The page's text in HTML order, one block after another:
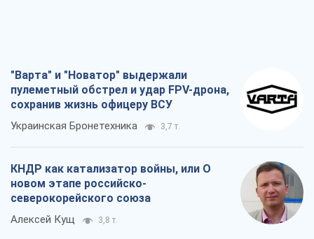
"Варта" и "Новатор" выдержали
пулеметный обстрел и удар FPV-дрона,
сохранив жизнь офицеру ВСУ
Украинская Бронетехника 3,7 т.
КНДР как катализатор войны, или О
новом этапе российско-
северокорейского союза
Алексей Кущ 3,8 т.